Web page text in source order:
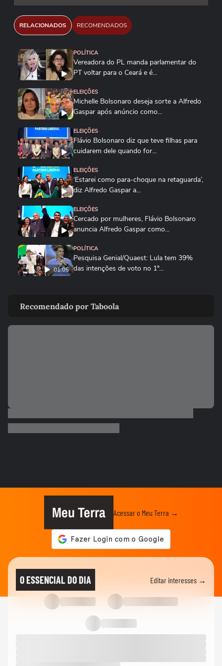
RELACIONADOS RECOMENDADOS
POLÍTICA
Vereadora do PL manda parlamentar do
PT voltar para o Ceará e é...
ELEIÇÕES
Michelle Bolsonaro deseja sorte a Alfredo
Gaspar após anúncio como...
ELEIÇÕES
Flávio Bolsonaro diz que teve filhas para
cuidarem dele quando for...
ELEIÇÕES
‘Estarei como para-choque na retaguarda’,
diz Alfredo Gaspar a...
ELEIÇÕES
Cercado por mulheres, Flávio Bolsonaro
anuncia Alfredo Gaspar como...
01:05
POLÍTICA
Pesquisa Genial/Quaest: Lula tem 39%
das intenções de voto no 1º...
embaixadora do Brasil nos EUA; saiba...
ELEIÇÕES
parlamentares, mas que...
Zema diz que vice deve ser do Novo:
'Queremos alguém com ficha limpa'
De olho na Presidência, Zema anuncia
mudança de BH para São Paulo:...
Pesquisa BTG-Nexus: Lula tem 41% e
Flávio Bolsonaro, 37%, no 1º turno
Recomendado por Taboola
Meu Terra Acessar o Meu Terra →
O ESSENCIAL DO DIA Editar interesses →